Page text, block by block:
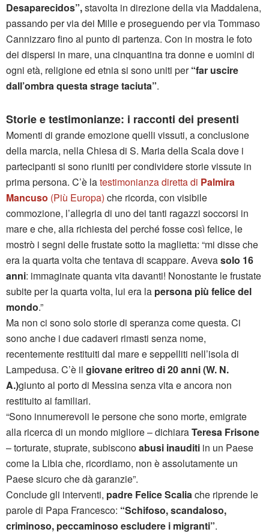
Desaparecidos”,stavolta in direzione della via Maddalena,
passando per via dei Mille e proseguendo per via Tommaso
Cannizzaro fino al punto di partenza. Con in mostra le foto
dei dispersi in mare, una cinquantina tra donne e uomini di
ogni età, religione ed etnia si sono uniti per“far uscire
dall’ombra questa strage taciuta”.
Storie e testimonianze: i racconti dei presenti
Momenti di grande emozione quelli vissuti, a conclusione
della marcia, nella Chiesa di S. Maria della Scala dove i
partecipanti si sono riuniti per condividere storie vissute in
prima persona. C’è latestimonianza diretta di Palmira
Mancuso (Più Europa) che ricorda, con visibile
commozione, l’allegria di uno dei tanti ragazzi soccorsi in
mare e che, alla richiesta del perché fosse così felice, le
mostrò i segni delle frustate sotto la maglietta: “mi disse che
era la quarta volta che tentava di scappare. Avevasolo 16
anni: immaginate quanta vita davanti! Nonostante le frustate
subite per la quarta volta, lui era la persona più felice del
mondo.”
Ma non ci sono solo storie di speranza come questa. Ci
sono anche i due cadaveri rimasti senza nome,
recentemente restituiti dal mare e seppelliti nell’isola di
Lampedusa. C’è il giovane eritreo di 20 anni (W. N.
A.)giunto al porto di Messina senza vita e ancora non
restituito ai familiari.
“Sono innumerevoli le persone che sono morte, emigrate
alla ricerca di un mondo migliore – dichiaraTeresa Frisone
– torturate, stuprate, subisconoabusi inauditi in un Paese
come la Libia che, ricordiamo, non è assolutamente un
Paese sicuro che dà garanzie”.
Conclude gli interventi, padre Felice Scaliache riprende le
parole di Papa Francesco: “Schifoso, scandaloso,
criminoso, peccaminoso escludere i migranti”.